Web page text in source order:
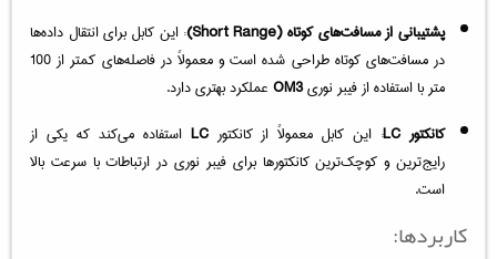
پشتیبانی از مسافت‌های کوتاه (Short Range)
: این کابل برای انتقال داده‌ها
در مسافت‌های کوتاه طراحی شده است و معمولاً در فاصله‌های کمتر از 100
متر با استفاده از فیبر نوریOM3 عملکرد بهتری دارد.
کانکتور LC
: این کابل معمولاً از کانکتورLC استفاده می‌کند که یکی از
رایج‌ترین و کوچک‌ترین کانکتورها برای فیبر نوری در ارتباطات با سرعت بالا
است.
کاربردها: